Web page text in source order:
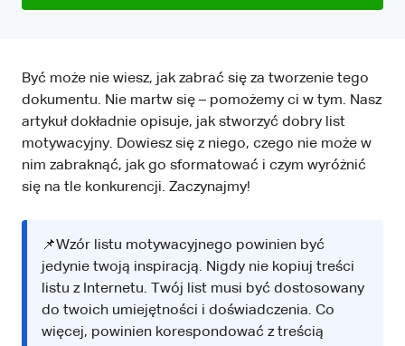
Być może nie wiesz, jak zabrać się za tworzenie tego
dokumentu. Nie martw się – pomożemy ci w tym. Nasz
artykuł dokładnie opisuje, jak stworzyć dobry list
motywacyjny. Dowiesz się z niego, czego nie może w
nim zabraknąć, jak go sformatować i czym wyróżnić
się na tle konkurencji. Zaczynajmy!
📌Wzór listu motywacyjnego powinien być
jedynie twoją inspiracją. Nigdy nie kopiuj treści
listu z Internetu. Twój list musi być dostosowany
do twoich umiejętności i doświadczenia. Co
więcej, powinien korespondować z treścią